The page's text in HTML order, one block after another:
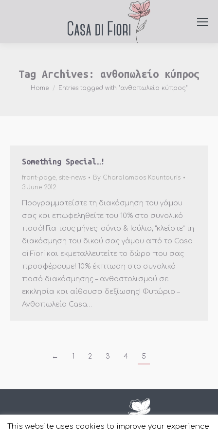
Tag Archives: ανθοπωλείο κύπρος
You are here:
Home Entries tagged with "ανθοπωλείο κύπρος"
Something Special…!
front-page, site-news By Charalambos Kountouris
3 June 2012
Προγραμματείστε τη διακόσμηση του γάμου
σας και επωφεληθείτε του 10% στο συνολικό
ποσό! Για τους μήνες Ιούνιο & Ιούλιο, “κλείστε” τη
διακόσμηση του δικού σας γάμου από το Casa
di Fiori και εκμεταλλευτείτε το δώρο που σας
προσφέρουμε! 10% έκπτωση στο συνολικό
ποσό διακόσμησης – ανθοστολισμού σε
εκκλησία και αίθουσα δεξίωσης! Φυτώριο –
Ανθοπωλείο Casa…
← 1 2 3 4 5
This website uses cookies to improve your experience.